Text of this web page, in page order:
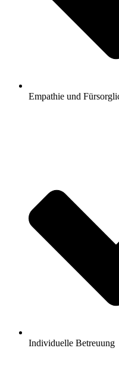
Empathie und
Individuelle Betreuung